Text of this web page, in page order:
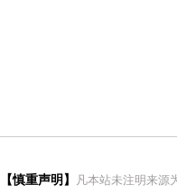
【慎重声明】
凡本站未注明来源